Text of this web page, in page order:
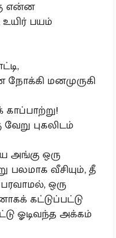
என்ன
பயம்
மனமுருகி
புகலிடம்
அங்கு ஒரு
பலமாக வீசியும், தீ
ஒரு
கட்டுப்பட்டு
ஓடிவந்த அக்கம்